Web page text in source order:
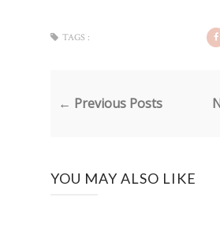
TAGS :
← Previous Posts
YOU MAY ALSO LIKE